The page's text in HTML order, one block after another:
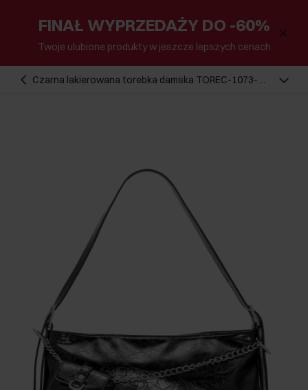
FINAŁ WYPRZEDAŻY DO -60%
Twoje ulubione produkty w jeszcze lepszych cenach
Czarna lakierowana torebka damska TOREC-1073-